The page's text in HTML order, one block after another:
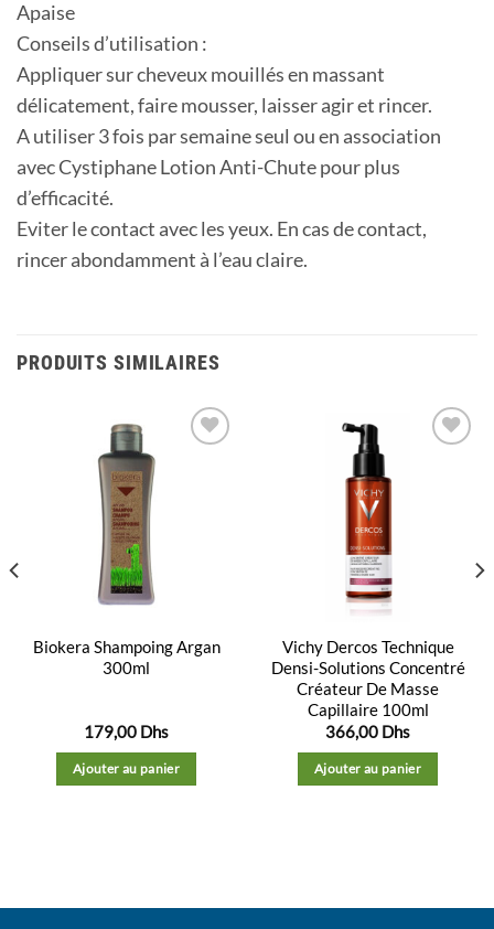
Apaise
Conseils d’utilisation :
Appliquer sur cheveux mouillés en massant
délicatement, faire mousser, laisser agir et rincer.
A utiliser 3 fois par semaine seul ou en association
avec Cystiphane Lotion Anti-Chute pour plus
d’efficacité.
Eviter le contact avec les yeux. En cas de contact,
rincer abondamment à l’eau claire.
PRODUITS SIMILAIRES
Biokera Shampoing Argan
300ml
179,00 Dhs
Ajouter au panier
Vichy Dercos Technique
Densi-Solutions Concentré
Créateur De Masse
Capillaire 100ml
366,00 Dhs
Ajouter au panier